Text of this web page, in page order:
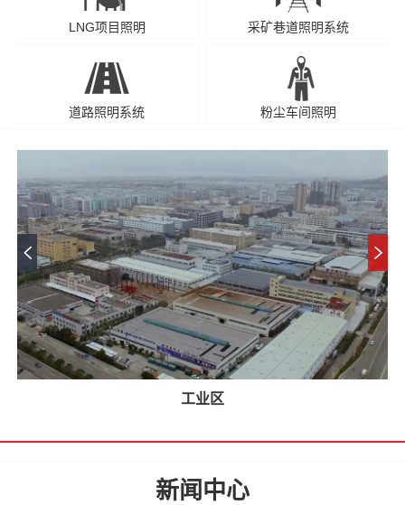
LNG项目照明 采矿巷道照明系统
道路照明系统 粉尘车间照明
工业区
新闻中心